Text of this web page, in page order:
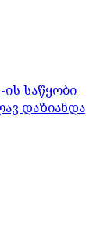
საწყობი
დაზიანდა